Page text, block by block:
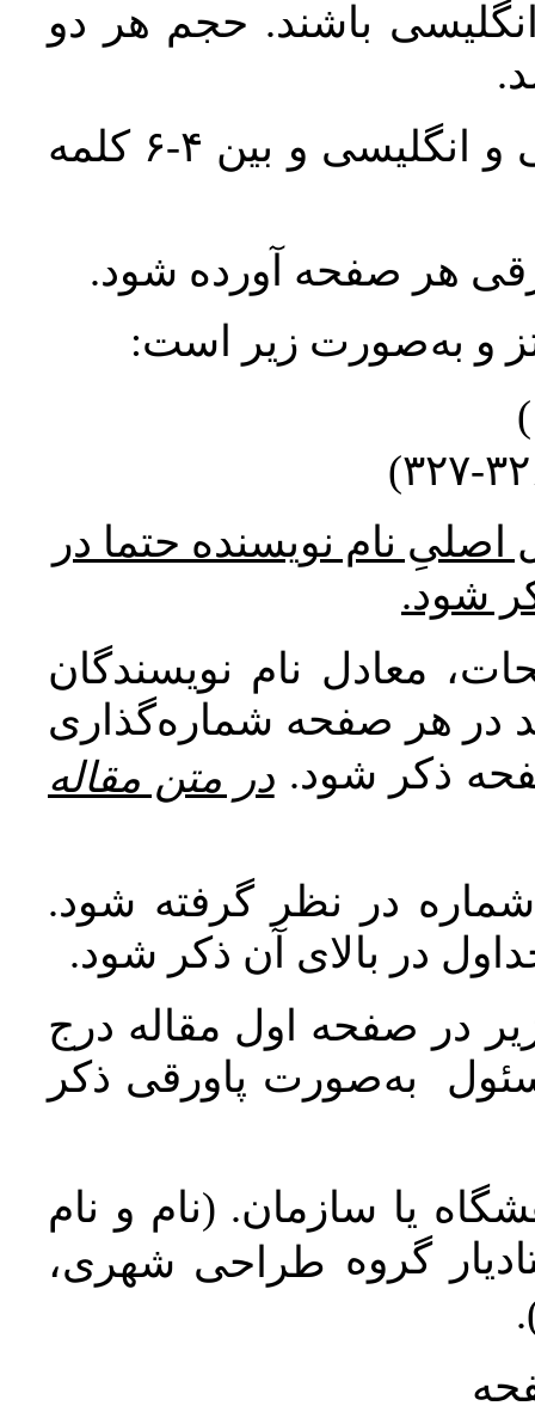
باشند. حجم هر دو
واژگان کلیدی بلافاصله پس از چکیده فارسی و انگلیسی و بین ۴-۶ کلمه
هر صفحه آورده شود.
و به‌صورت زیر است:
نام نویسنده حتما در
شود.
معادل نام نویسندگان
در هر صفحه شماره‌گذاری
ذکر شود. در متن مقاله
در نظر گرفته شود.
در بالای آن ذکر شود.
در صفحه اول مقاله درج
به‌صورت پاورقی ذکر
یا سازمان. (نام و نام
گروه طراحی شهری،